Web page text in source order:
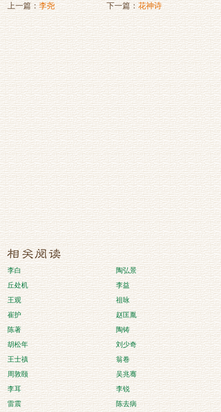
上一篇：李尧 下一篇：花神诗
李白
陶弘景
丘处机
李益
王观
祖咏
崔护
赵匡胤
陈著
陶铸
胡松年
刘少奇
王士禛
翁卷
周敦颐
吴兆骞
李耳
李锐
雷震
陈去病